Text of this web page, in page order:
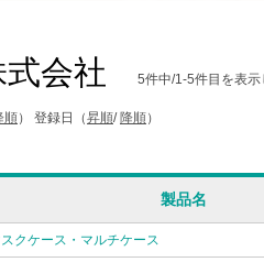
会社 5件中/1-5件目を表
順） 登録日（昇順/ 降順）
製品名
クケース・マルチケース